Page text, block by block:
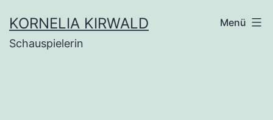
Inhalt
springen
KORNELIA KIRWALD
Schauspielerin
Menü